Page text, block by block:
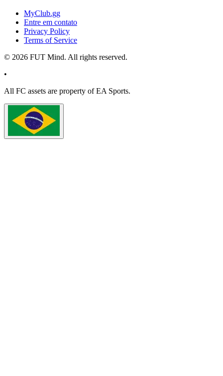
MyClub.gg
Entre em contato
Privacy Policy
Terms of Service
© 2026 FUT Mind. All rights reserved.
•
All FC assets are property of EA Sports.